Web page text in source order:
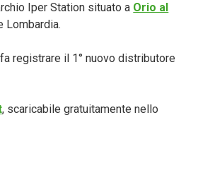
Iper Station situato a Orio al
Lombardia.
registrare il 1° nuovo distributore
, scaricabile gratuitamente nello